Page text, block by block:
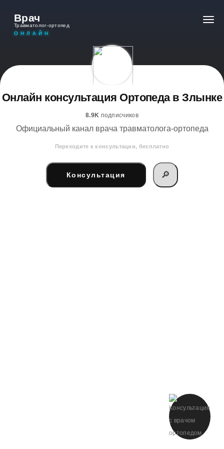
Врач
Травматолог-ортопед
ОНЛАЙН
Онлайн консультация Ортопеда в Злынке
8.9K подписчиков
Официальный канал врача травматолога-ортопеда
Переходите к консультации, бесплатно
Консультация 🔎